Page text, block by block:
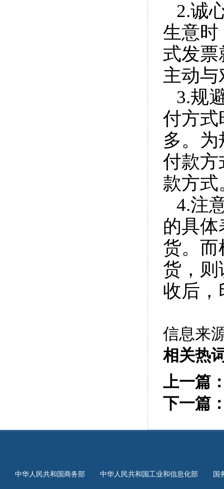
2.诚
生意时
式发票
主动
3.规
付方式
多。
付款方
款方式
4.注
的具
货。而
货，则
收后，
信息来
相关热
上一篇
下一篇
中华人民共和国商务部 中华人民共和国工业和信息化部 国